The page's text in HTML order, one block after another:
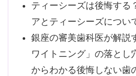
ティーシーズは後悔する
アとティーシーズについ
銀座の審美歯科医が解説
ワイトニング」の落とし
からわかる後悔しない歯